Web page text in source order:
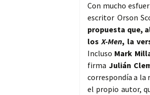
Con mucho
escritor Orson
propuesta que,
losX-Men, la
Incluso Mark
firma Julián
correspondía a la
el propio autor,